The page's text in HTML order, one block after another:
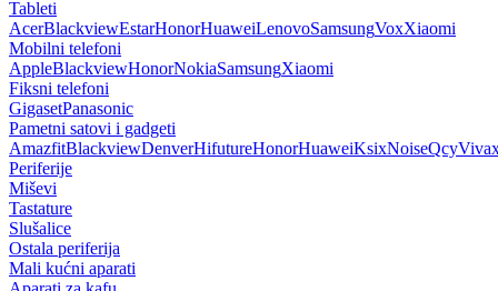
Tableti
AcerBlackviewEstarHonorHuaweiLenovoSamsungVoxXiaomi
Mobilni telefoni
AppleBlackviewHonorNokiaSamsungXiaomi
Fiksni telefoni
GigasetPanasonic
Pametni satovi i gadgeti
AmazfitBlackviewDenverHifutureHonorHuaweiKsixNoiseQcy
Periferije
Miševi
Tastature
Slušalice
Ostala periferija
Mali kućni aparati